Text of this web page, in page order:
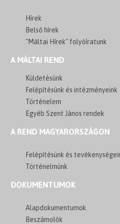
Hírek
Belső hírek
"Máltai Hírek" folyóíratunk
A MÁLTAI REND
Küldetésünk
Felépítésünk és intézményeink
Történelem
Egyéb Szent János rendek
A REND MAGYARORSZÁGON
Felépítésünk és
Történelmünk
DOKUMENTUMOK
Alapdokumentumok
Beszámolók